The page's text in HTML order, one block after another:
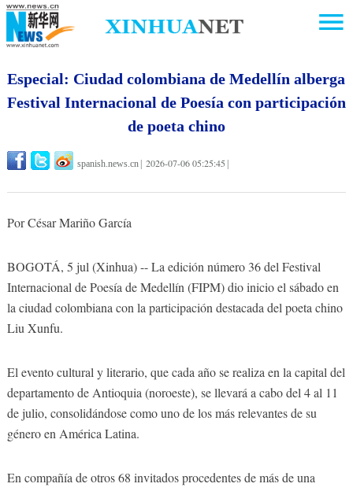
Especial: Ciudad colombiana de Medellín alberga
Festival Internacional de Poesía con participación
de poeta chino
spanish.news.cn 2026-07-06 05:25:45
Por César Mariño García
BOGOTÁ, 5 jul (Xinhua) -- La edición número 36 del Festival
Internacional de Poesía de Medellín (FIPM) dio inicio el sábado en
la ciudad colombiana con la participación destacada del poeta chino
Liu Xunfu.
El evento cultural y literario, que cada año se realiza en la capital del
departamento de Antioquia (noroeste), se llevará a cabo del 4 al 11
de julio, consolidándose como uno de los más relevantes de su
género en América Latina.
En compañía de otros 68 invitados procedentes de más de una